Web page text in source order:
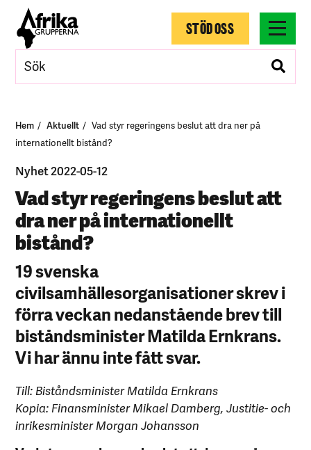
STÖD OSS
Hem Aktuellt
Vad styr regeringens beslut att dra ner på
internationellt bistånd?
Nyhet 2022-05-12
Vad styr regeringens beslut att
dra ner på internationellt
bistånd?
19 svenska
civilsamhällesorganisationer skrev i
förra veckan nedanstående brev till
biståndsminister Matilda Ernkrans.
Vi har ännu inte fått svar.
Till: Biståndsminister Matilda Ernkrans
Kopia: Finansminister Mikael Damberg, Justitie- och
inrikesminister Morgan Johansson